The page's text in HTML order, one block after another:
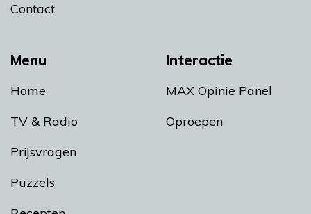
Menu
Home
TV & Radio
Prijsvragen
Puzzels
Interactie
MAX Opinie Panel
Oproepen
Contact